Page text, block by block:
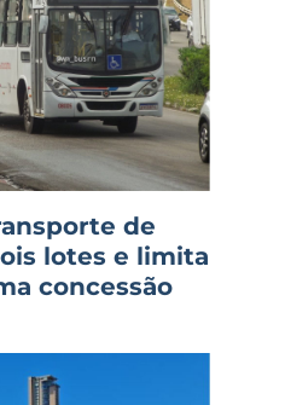
de
lotes e limita
concessão